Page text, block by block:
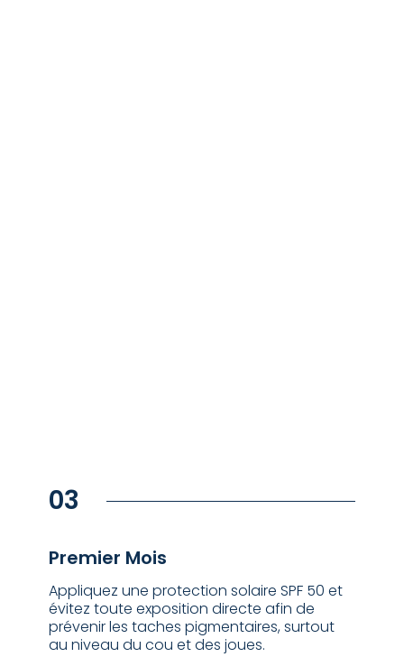
03
⁠Premier Mois
Appliquez une protection solaire SPF 50 et
évitez toute exposition directe afin de
prévenir les taches pigmentaires, surtout
au niveau du cou et des joues.